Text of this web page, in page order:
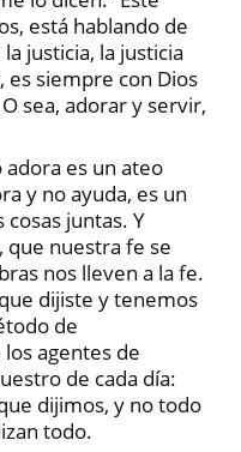
está hablando de
justicia, la justicia
es siempre con Dios
sea, adorar y servir,
adora es un ateo
y no ayuda, es un
juntas. Y
nuestra fe se
nos lleven a la fe.
dijiste y tenemos
de
agentes de
de cada día:
dijimos, y no todo
todo.